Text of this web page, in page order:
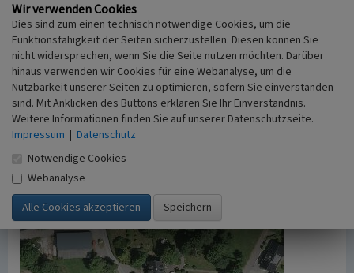
Urheberrechtlicher Hinweis
Der hier präsentierte Inhalt ist urheberrechtlich
geschützt. Die angezeigten Medien unterliegen
möglicherweise zusätzlichen urheberrechtlichen
Bedingungen, die an diesen ausgewiesen sind.
Empfohlene Zitierweise
„Luftschutzzelle in Holte”. In: KuLaDig,
Kultur.Landschaft.Digital. URL:
20061016-0004(Abgerufen: 6. August 2026)
Wir verwenden Cookies
Dies sind zum einen technisch notwendige Cookies, um die
Funktionsfähigkeit der Seiten sicherzustellen. Diesen können Sie
nicht widersprechen, wenn Sie die Seite nutzen möchten. Darüber
hinaus verwenden wir Cookies für eine Webanalyse, um die
Nutzbarkeit unserer Seiten zu optimieren, sofern Sie einverstanden
sind. Mit Anklicken des Buttons erklären Sie Ihr Einverständnis.
Weitere Informationen finden Sie auf unserer Datenschutzseite.
Impressum | Datenschutz
Notwendige Cookies
Webanalyse